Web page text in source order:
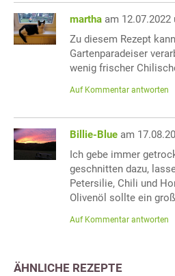
martha am 12.07.2022
Zu diesem Rezept
Gartenparadeiser
wenig frischer
Auf Kommentar antworten
Billie-Blue am
Ich gebe immer
geschnitten dazu,
Petersilie, Chili und
Olivenöl sollte ein
Auf Kommentar antworten
ÄHNLICHE REZEPTE